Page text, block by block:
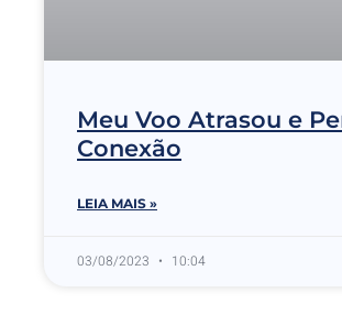
Meu Voo Atrasou e
Conexão
LEIA MAIS »
03/08/2023 10:04